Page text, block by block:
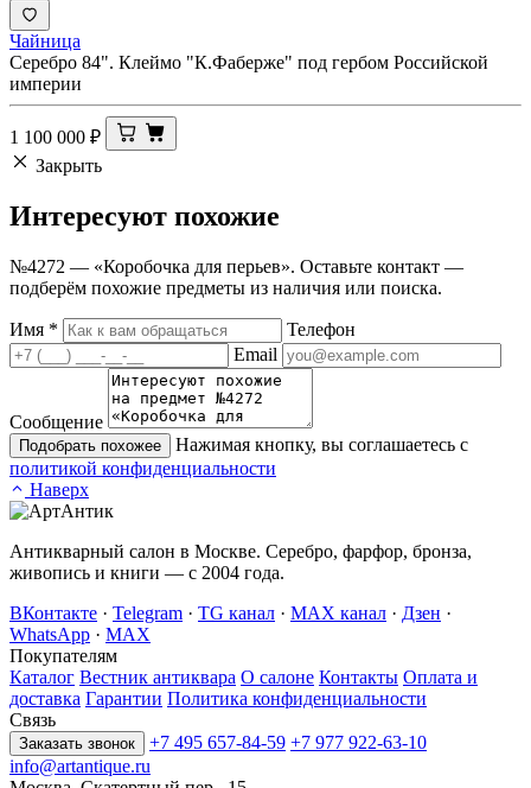
Чайница
Серебро 84". Клеймо "К.Фаберже" под гербом Российской
империи
1 100 000 ₽
Закрыть
Интересуют похожие
№4272 — «Коробочка для перьев». Оставьте контакт —
подберём похожие предметы из наличия или поиска.
Имя *
Телефон
Email
Сообщение
Подобрать похожее
Нажимая кнопку, вы соглашаетесь с
политикой конфиденциальности
Наверх
Антикварный салон в Москве. Серебро, фарфор, бронза,
живопись и книги — с 2004 года.
ВКонтакте · Telegram · TG канал · MAX канал · Дзен ·
WhatsApp · MAX
Покупателям
Каталог Вестник антиквара О салоне Контакты Оплата и
доставка Гарантии Политика конфиденциальности
Связь
Заказать звонок +7 495 657-84-59 +7 977 922-63-10
info@artantique.ru